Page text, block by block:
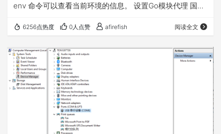
env 命令可以查看当前环境的信息。 设置Go模块代理 国内
个问题。这里用的是七牛云的，官网传送门 在终端中执行
hello.go的文件，文件内容： 在此文件夹打开命令行，然后
初始化go模块 编译当前项目 编译完成之后会生成一个…
6256点热度 0人点赞 afirefish 阅读全文